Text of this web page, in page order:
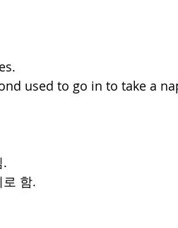
used to go in to take a
.
함.